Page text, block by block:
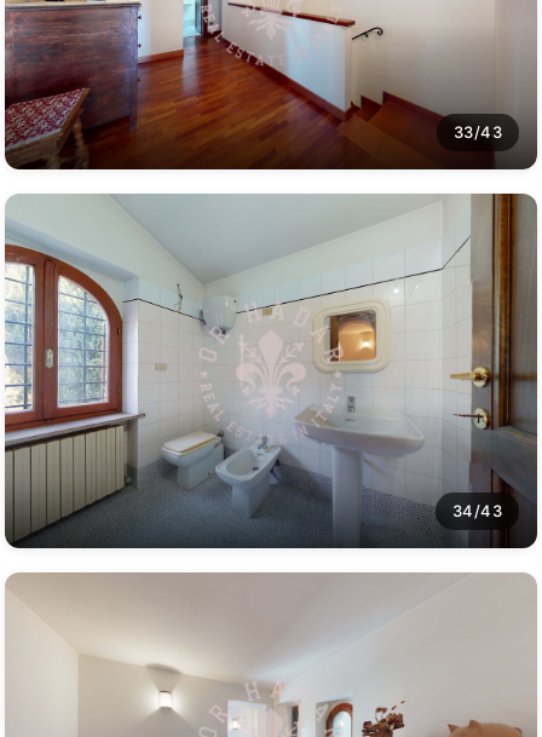
33/43
34/43